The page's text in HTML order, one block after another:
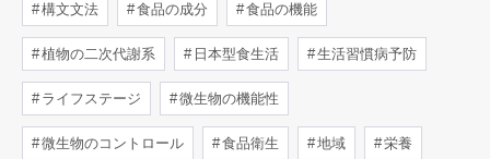
構文文法 食品の成分 食品の機能
植物の二次代謝系 日本型食生活 生活習慣病予防
ライフステージ 微生物の機能性
微生物のコントロール 食品衛生 地域 栄養